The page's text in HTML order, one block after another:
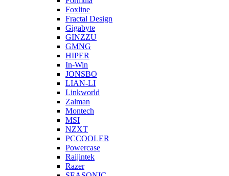
Foxline
Fractal Design
Gigabyte
GINZZU
GMNG
HIPER
In-Win
JONSBO
LIAN-LI
Linkworld
Zalman
Montech
MSI
NZXT
PCCOOLER
Powercase
Raijintek
Razer